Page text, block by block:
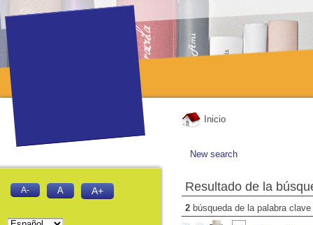
Inicio
New search
Resultado de la
2 búsqueda de la palabra clave
A- A A+